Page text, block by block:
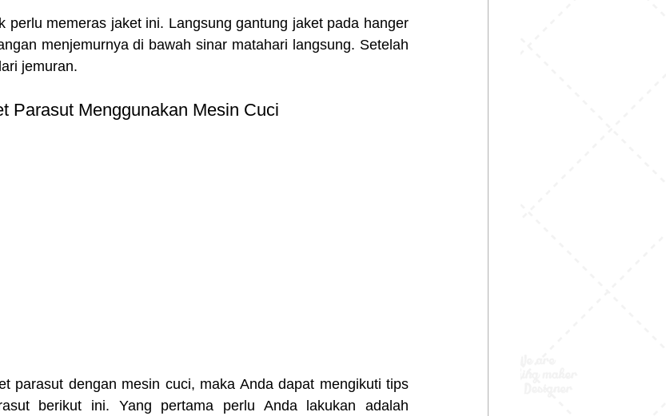
perlu memeras jaket ini. Langsung gantung jaket pada hanger
menjemurnya di bawah sinar matahari langsung. Setelah
jemuran.
Parasut Menggunakan Mesin Cuci
parasut dengan mesin cuci, maka Anda dapat mengikuti tips
berikut ini. Yang pertama perlu Anda lakukan adalah